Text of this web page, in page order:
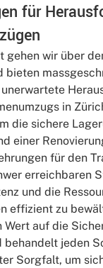
für
gehen wir über
bieten
in
die sichere
einer
für den
erreichbaren
und die
effizient zu
Wert auf die
behandelt jeden
Sorgfalt, um